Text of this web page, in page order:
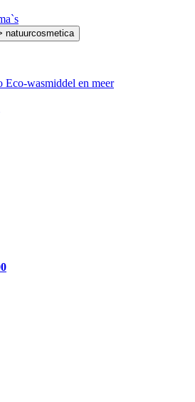
Eco-wasmiddel en meer